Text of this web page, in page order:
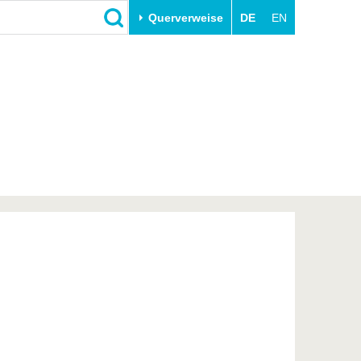
Querverweise DE EN
Innovative Transferprojekte
BTU & Region erleben